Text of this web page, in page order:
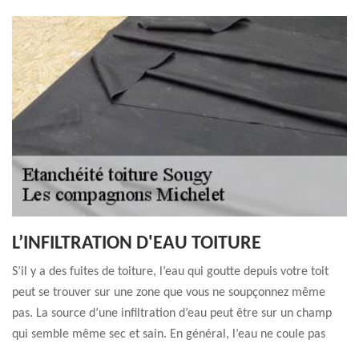
L’INFILTRATION D'EAU TOITURE
S’il y a des fuites de toiture, l’eau qui goutte depuis votre toit
peut se trouver sur une zone que vous ne soupçonnez même
pas. La source d’une infiltration d’eau peut être sur un champ
qui semble même sec et sain. En général, l’eau ne coule pas